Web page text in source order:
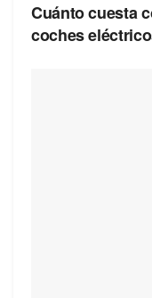
Cuánto cuesta
coches